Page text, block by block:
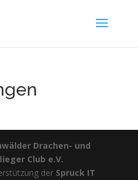
Drachen- und
Club e.V.
der Spruck IT